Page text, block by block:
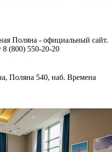
Поляна - официальный сайт.
8 (800) 550-20-20
Поляна 540, наб. Времена